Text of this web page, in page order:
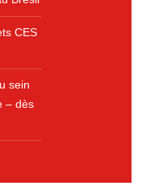
CES
sein
– dès